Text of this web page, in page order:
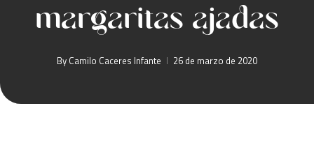
margaritas ajadas
By Camilo Caceres Infante 26 de marzo de 2020